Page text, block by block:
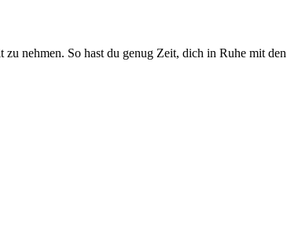
nehmen. So hast du genug Zeit, dich in Ruhe mit den